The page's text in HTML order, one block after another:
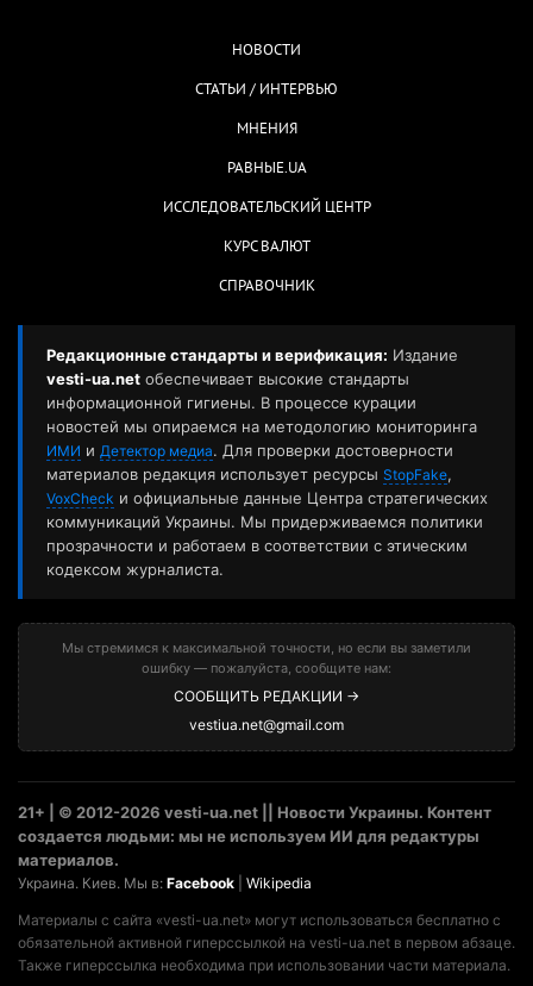
НОВОСТИ
СТАТЬИ / ИНТЕРВЬЮ
МНЕНИЯ
РАВНЫЕ.UA
ИССЛЕДОВАТЕЛЬСКИЙ ЦЕНТР
КУРС ВАЛЮТ
СПРАВОЧНИК
Редакционные стандарты и верификация: Издание
vesti-ua.net обеспечивает высокие стандарты
информационной гигиены. В процессе курации
новостей мы опираемся на методологию мониторинга
ИМИ и Детектор медиа. Для проверки достоверности
материалов редакция использует ресурсы StopFake,
VoxCheck и официальные данные Центра стратегических
коммуникаций Украины. Мы придерживаемся политики
прозрачности и работаем в соответствии с этическим
кодексом журналиста.
Мы стремимся к максимальной точности, но если вы заметили
ошибку — пожалуйста, сообщите нам:
СООБЩИТЬ РЕДАКЦИИ →
vestiua.net@gmail.com
21+ | © 2012-2026 vesti-ua.net || Новости Украины. Контент
создается людьми: мы не используем ИИ для редактуры
материалов.
Украина. Киев. Мы в: Facebook Wikipedia
Материалы с сайта «vesti-ua.net» могут использоваться бесплатно с
обязательной активной гиперссылкой на vesti-ua.net в первом абзаце.
Также гиперссылка необходима при использовании части материала.